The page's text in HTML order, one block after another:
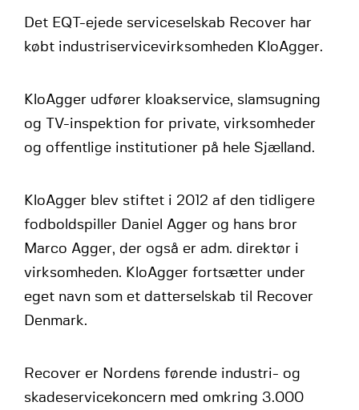
Det EQT-ejede serviceselskab Recover har
købt industriservicevirksomheden KloAgger.
KloAgger udfører kloakservice, slamsugning
og TV-inspektion for private, virksomheder
og offentlige institutioner på hele Sjælland.​​​
KloAgger blev stiftet i 2012 af den tidligere
fodboldspiller Daniel Agger og hans bror
Marco Agger, der også er adm. direktør i
virksomheden. KloAgger fortsætter under
eget navn som et datterselskab til Recover
Denmark.
Recover er Nordens førende industri- og
skadeservicekoncern med omkring 3.000